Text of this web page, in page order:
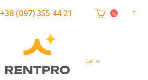
Ua
+38 (097) 355 44 21